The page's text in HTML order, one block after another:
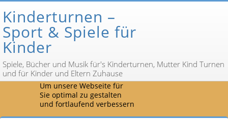
Kinderturnen –
Sport & Spiele für
Kinder
Spiele, Bücher und Musik für's Kinderturnen, Mutter Kind Turnen
und für Kinder und Eltern Zuhause
Um unsere Webseite für
Sie optimal zu gestalten
und fortlaufend verbessern